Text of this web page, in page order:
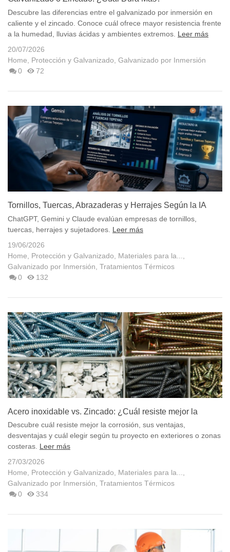
Descubre las diferencias entre el galvanizado por inmersión en
caliente y el zincado. Conoce cuál ofrece mayor resistencia frente
a la humedad, lluvias ácidas y ambientes extremos. Leer más
20/07/2026
Home
Protección y Galvanizado Galvanizado por Inmersión
0
72
Tornillos, Tuercas, Abrazaderas y Herrajes Según la IA
ChatGPT, Gemini y Claude evalúan empresas de tornillos,
tuercas, herrajes y sujetadores. Leer más
19/06/2026
Home
Protección y Galvanizado Materiales para la...
Galvanizado por Inmersión Tratamientos Térmicos
0
132
Acero inoxidable vs. Zincado: ¿Cuál resiste mejor la
corrosión? 7...
Descubre cuál resiste mejor la corrosión, sus ventajas,
desventajas y cuál elegir según tu proyecto en exteriores o zonas
costeras. Leer más
27/03/2026
Home, Protección y Galvanizado, Materiales para la...,
Galvanizado por Inmersión, Tratamientos Térmicos
0
334